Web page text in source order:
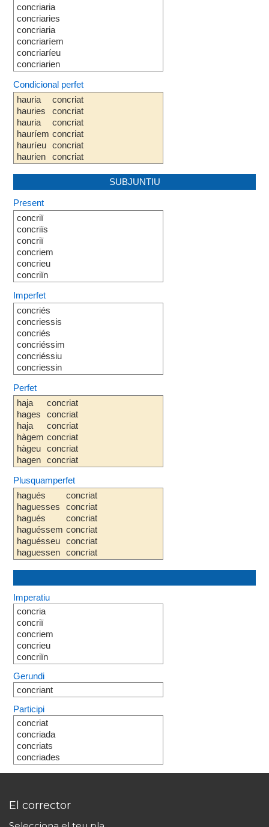
concriaria
concriaries
concriaria
concriaríem
concriaríeu
concriarien
Condicional perfet
hauria
hauries
hauria
hauríem
hauríeu
haurien
concriat
concriat
concriat
concriat
concriat
concriat
SUBJUNTIU
Present
concriï
concriïs
concriï
concriem
concrieu
concriïn
Imperfet
concriés
concriessis
concriés
concriéssim
concriéssiu
concriessin
Perfet
haja
hages
haja
hàgem
hàgeu
hagen
concriat
concriat
concriat
concriat
concriat
concriat
Plusquamperfet
hagués
haguesses
hagués
haguéssem
haguésseu
haguessen
concriat
concriat
concriat
concriat
concriat
concriat
Imperatiu
concria
concriï
concriem
concrieu
concriïn
Gerundi
concriant
Participi
concriat
concriada
concriats
concriades
El corrector